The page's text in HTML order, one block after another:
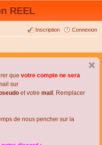
REEL
Connexion
Inscription
que votre compte ne sera
sur
et votre mail . Remplacer
de nous pencher sur la